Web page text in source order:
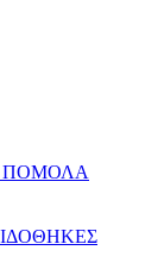
ΠΟΜΟΛΑ